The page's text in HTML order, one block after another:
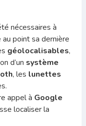
nécessaires à
point sa dernière
géolocalisables,
d’un système
, les lunettes
appel à Google
localiser la